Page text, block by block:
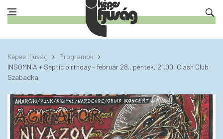
Képes Ifjúság
Programok
INSOMNIA + Septic birthday – február 28., péntek, 21.00, Clash Club
Szabadka